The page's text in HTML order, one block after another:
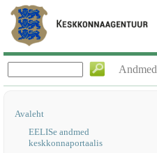
Andmed
Avaleht
EELISe andmed
keskkonnaportaalis